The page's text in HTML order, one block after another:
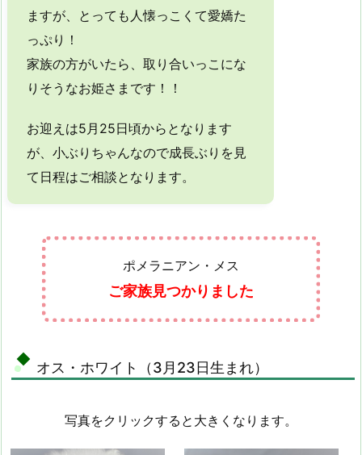
ますが、とっても人懐っこくて愛嬌た
っぷり！
家族の方がいたら、取り合いっこにな
りそうなお姫さまです！！
お迎えは5月25日頃からとなります
が、小ぶりちゃんなので成長ぶりを見
て日程はご相談となります。
ポメラニアン・メス
ご家族見つかりました
オス・ホワイト（3月23日生まれ）
写真をクリックすると大きくなります。